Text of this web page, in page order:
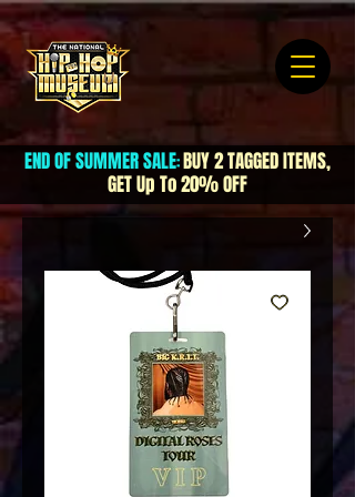
END OF SUMMER SALE:BUY 2 TAGGED ITEMS,
GET Up To 20% OFF